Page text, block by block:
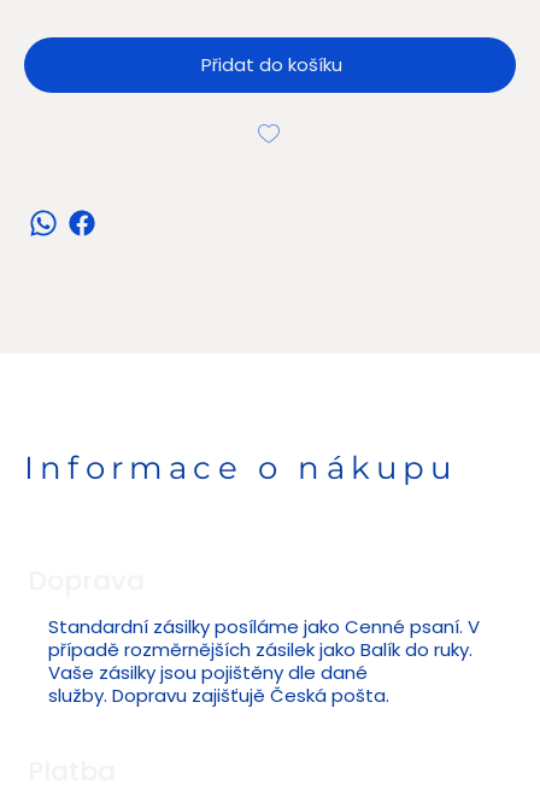
Přidat do košíku
Informace o nákupu
Standardní zásilky posíláme jako Cenné psaní. V
případě rozměrnějších zásilek jako Balík do ruky.
Vaše zásilky jsou pojištěny dle dané
služby. Dopravu zajišťujě Česká pošta.